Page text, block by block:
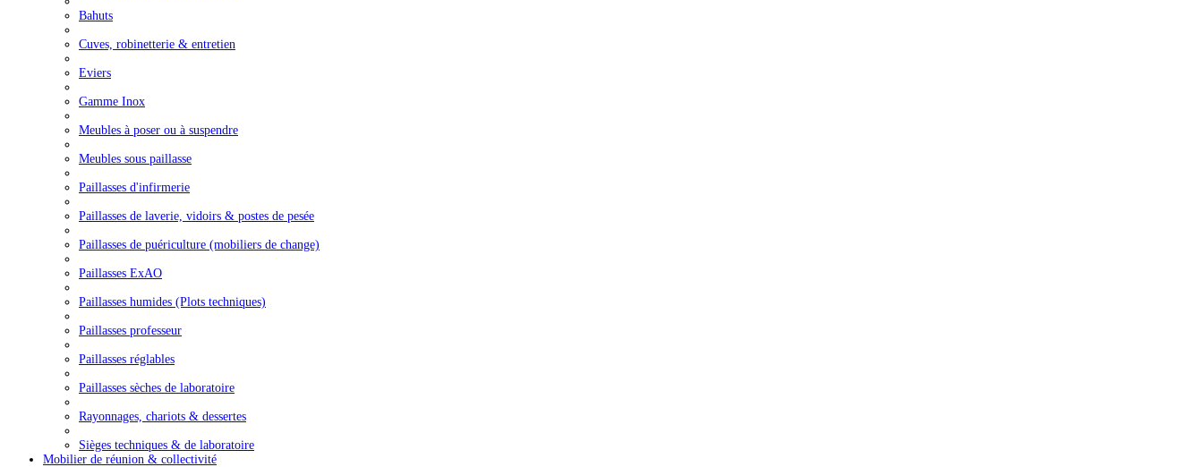
Bahuts
Cuves, robinetterie & entretien
Eviers
Gamme Inox
Meubles à poser ou à suspendre
Meubles sous paillasse
Paillasses d'infirmerie
Paillasses de laverie, vidoirs & postes de pesée
Paillasses de puériculture (mobiliers de change)
Paillasses ExAO
Paillasses humides (Plots techniques)
Paillasses professeur
Paillasses réglables
Paillasses sèches de laboratoire
Rayonnages, chariots & dessertes
Sièges techniques & de laboratoire
Mobilier de réunion & collectivité